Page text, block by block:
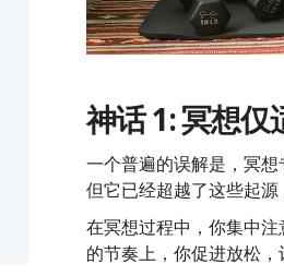
神话 1: 冥想
一个普遍的误解是，冥
但它已经超越了这些起源
在冥想过程中，你集中
的节奏上，你促进放松